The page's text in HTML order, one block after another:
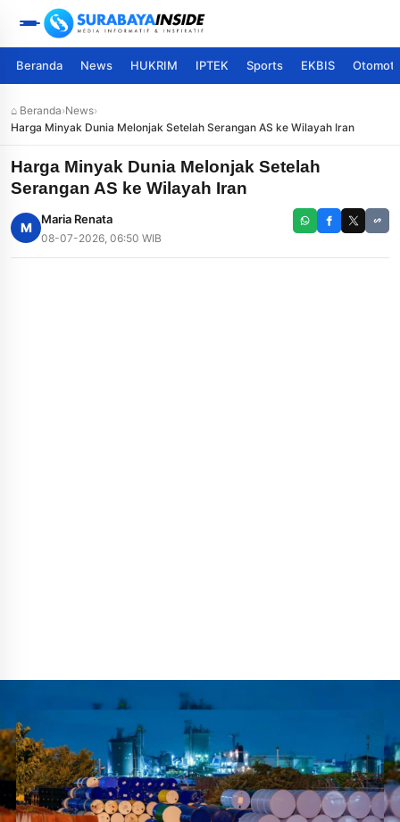
Beranda News HUKRIM IPTEK Sports EKBIS
⌂ Beranda›News›
Harga Minyak Dunia Melonjak Setelah Serangan AS ke Wilayah Iran
Harga Minyak Dunia Melonjak Setelah
Serangan AS ke Wilayah Iran
M
Maria Renata
08-07-2026, 06:50 WIB